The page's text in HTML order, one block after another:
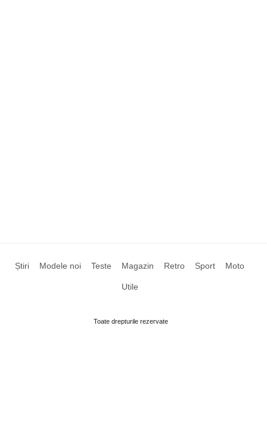
Știri Modele noi Teste Magazin Retro Sport Moto
Utile
Toate drepturile rezervate